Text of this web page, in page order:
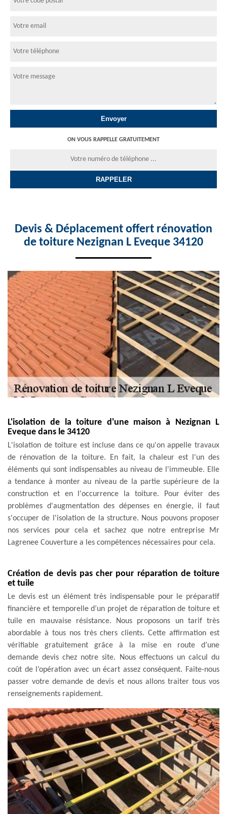
ON VOUS RAPPELLE GRATUITEMENT
Devis & Déplacement offert rénovation
de toiture Nezignan L Eveque 34120
L'isolation de la toiture d'une maison à Nezignan L
Eveque dans le 34120
L'isolation de toiture est incluse dans ce qu'on appelle travaux
de rénovation de la toiture. En fait, la chaleur est l'un des
éléments qui sont indispensables au niveau de l'immeuble. Elle
a tendance à monter au niveau de la partie supérieure de la
construction et en l'occurrence la toiture. Pour éviter des
problèmes d'augmentation des dépenses en énergie, il faut
s'occuper de l'isolation de la structure. Nous pouvons proposer
nos services pour cela et sachez que notre entreprise Mr
Lagrenee Couverture a les compétences nécessaires pour cela.
Création de devis pas cher pour réparation de toiture
et tuile
Le devis est un élément très indispensable pour le préparatif
financière et temporelle d’un projet de réparation de toiture et
tuile en mauvaise résistance. Nous proposons un tarif très
abordable à tous nos très chers clients. Cette affirmation est
vérifiable gratuitement grâce à la mise en route d’une
demande devis chez notre site. Nous effectuons un calcul du
coût de l’opération avec un écart assez conséquent. Faite-nous
passer votre demande de devis et nous allons traiter tous vos
renseignements rapidement.